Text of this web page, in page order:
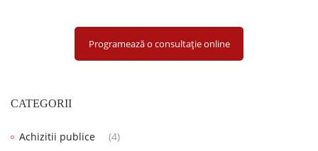
Programează o consultație online
CATEGORII
Achizitii publice
(4)